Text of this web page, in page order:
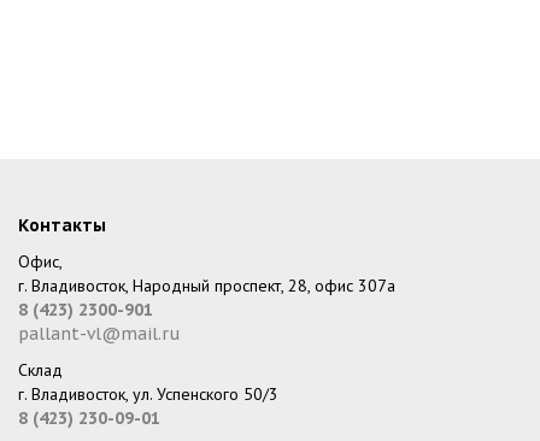
Контакты
Офис,
г. Владивосток, Народный проспект, 28, офис 307а
8 (423) 2300-901
pallant-vl@mail.ru
Склад
г. Владивосток, ул. Успенского 50/3
8 (423) 230-09-01